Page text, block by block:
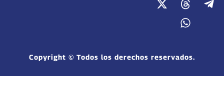
Copyright © Todos los derechos reservados.